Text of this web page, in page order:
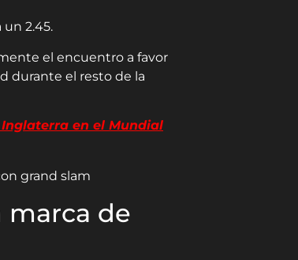
2.45.
el encuentro a favor
durante el resto de la
Inglaterra en el Mundial
marca de